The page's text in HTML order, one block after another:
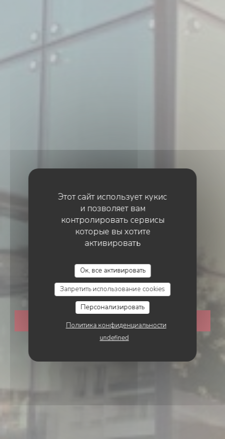
Этот сайт использует кукис
и позволяет вам
контролировать сервисы
которые вы хотите
активировать
Ок, все активировать
Запретить использование cookies
Персонализировать
Политика конфиденциальности
undefined
• BOIS-COLOMBES
Rizzo
ЗАБРОНИРОВАТЬ СТОЛИК